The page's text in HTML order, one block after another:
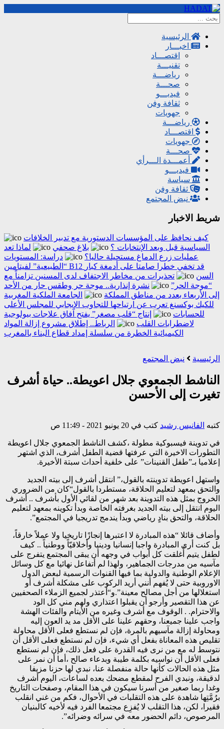
الرئيسية
اخبـــار
اقتصـــاد
تقنيـــة
رياضـــة
صحـــة
فيديـــو
ثقافة وفن
جهويات
رياضـــة
اقتصـــاد
جهويات
صحـــة
أعمـــدة الـــرأي
فيديـــو
سياسة
ثقافة وفن
نبض المجتمع
شريط الاخبار
كيف نحافظ على المؤسسات الدستورية مع تدبير الخلافات
السياسية قبل وبعد الإنتخابات ؟
بلاغ صحفي
لماذا تعد
عمليات زرع الدماغ مستحيلة حاليا؟
دراسة: المستويات
“الطبيعية” لفيتامين B12 قد تخفي خطرا صامتا على أدمغة كبار
السن
تحذيرات من مخاطر الاجتفاف لدى المسنين تزامناً مع
“موجة الحر”
نشرة إنذارية.. موجة حر وطقس حار من الأحد
إلى الأربعاء بعدد من مناطق المملكة
الجامعة الملكية المغربية
للكيك بوكسنغ تعرب عن ارتياحها للتجاوب الإيجابي للمجلس الأعلى
للحسابات
إنتاج “قلب مصغر” يفتح آفاق علاجات بيولوجية
لاضطرابات القلب
الرباط.. إطلاق مشروع إزالة المواد
الكيميائية الخطرة من سلسلة إمداد قطاع البناء بالمغرب
الرئيسية نبض المجتمع
الناشط الجمعوي جلال اعويطة.. حياة أشرف
تغيرت إلى الأحسن
كتبه الفانيس رشيد كتب في 20 يونيو 2021 - 11:49 ص
في تدوينة فيسبوكية مطولة ،كشف الناشط الجمعوي جلال اعويطة
التطورات الاخيرة التي عرفتها قضية الطفل أشرف، الذي اشتهر
إعلاميا بـ”طفل القنينات” على خلفية أحداث سبتة الأخيرة.
واستهل اعويطة تدوينته بالقول،” انتقل أشرف إلى بيته الجديد
والتحق بمعهد لتعليم الحلاقة، مستطردا بالقول“كان من الضروري
الخروج بمثل هذه التدوينة بعد شهر من لقائي الأول بأشرف .. أشرف
اليوم انتقل إلى بيته الجديد بغرفته الخاصة وبدأ تكوينه بمعهد لتعليم
الحلاقة، والتحق بنادٍ رياضي وبدأ يندمج تدريجيا في المجتمع”.
وأضاف قائلا “هذه المبادرة لا اعتبرها إنجازًا تاريخيا ولا عملاً خارقاً،
بل كنت أرى المبادرة واجبا إنسانيا ودينيا وأخلاقيّاً ووطنياً .. كيف
لطفل يتيم أُغلقت كل أبواب في وجهه أن يبقى المجتمع يتفرج على
مآسيه من مدرجات الجماهير، ولهذا لم أتفاعل نهائيا مع كل وسائل
الإعلام الوطنية والدولية بما فيها القنوات الرسمية لبعض الدول
الاوروبية حتى لا يُفهم أنني أريد الركوب على مشكلة أشرف أو
استغلالها من أجل مصالح معينة”.و“أعتذر لجميع الزملاء الصحفيين
عن هذا التقصير وأرجو أن يقبلوا اعتذاري ولهم مني كل الود
والاحترام. . الوقوف مع أشرف وغيره من الأيتام والفئات الهشة
واجب علينا جميعنا، وحقهم علينا على الأقل مد يد العون إليه
ومحاولة إزالة مآسيهم بالمرة، فإن لم نستطع فعلى الأقل محاولة
تقليص هذه المعاناة بفعل أي شيء، فإن لم نستطع فعلى الأقل أن
نتوسط له مع من نرى فيه القدرة على فعل ذلك، فإن لم نستطع
فعلى الأقل أن نواسيه بكلمة طيبة وبدعاء صالح ،أما أن نمر على
مثل هذه الحالات كأنها حالة منفصلة عنا، نبدي لها حزنا مزيفا
لدقيقة، ونبدي الفرح لمقطع مضحك بعده لساعات، اليوم أشرف
وغدا ربما صغير من أسرنا سيكون في هذا المقام، وصفحات التاريخ
برُمَّتِها شاهدة على هذه التقلبات في الأحوال، فكم من غني انقلب
فقيرا، لكن، هذا التقلب لا يُفزِع مجتمعا الفرد فيه لأخيه كالبنيان
المرصوص، دائم الحضور معه في سرائه وضرائه”.